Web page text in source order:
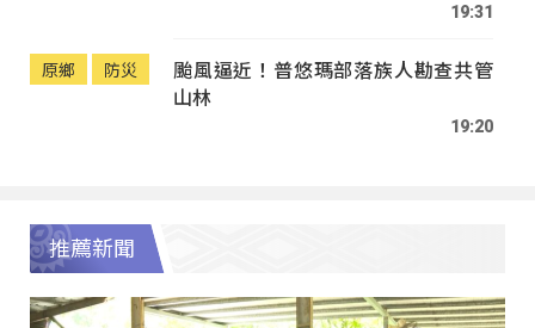
19:31
原鄉 防災
颱風逼近！普悠瑪部落族人勘查共管
山林
19:20
推薦新聞